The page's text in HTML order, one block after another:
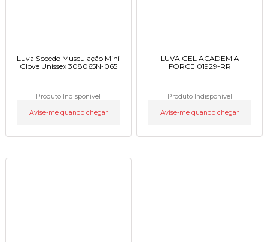
Luva Speedo Musculação Mini
Glove Unissex 308065N-065
Produto Indisponível
Avise-me quando chegar
LUVA GEL ACADEMIA
FORCE 01929-RR
Produto Indisponível
Avise-me quando chegar